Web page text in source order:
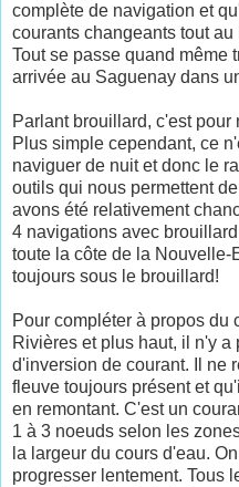
complète de navigation et
courants changeants tout
Tout se passe quand même
arrivée au Saguenay dans
Parlant brouillard, c'est
Plus simple cependant, ce
naviguer de nuit et donc le
outils qui nous permettent
avons été relativement
4 navigations avec
toute la côte de la Nouvelle-
toujours sous le brouillard!
Pour compléter à propos du
Rivières et plus haut, il n'y a
d'inversion de courant. Il ne
fleuve toujours présent et
en remontant. C'est un
1 à 3 noeuds selon les
la largeur du cours d'eau.
progresser lentement. Tous